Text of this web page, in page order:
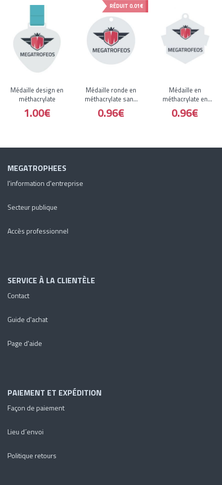
Médaille design en
méthacrylate
1.00€
RÉDUIT 0.01€
Médaille ronde en
méthacrylate sans
anneau
0.96€
Médaille en
méthacrylate en
forme d'épingle
0.96€
MEGATROPHEES
l'information d'entreprise
Secteur publique
Accès professionnel
SERVICE À LA CLIENTÈLE
Contact
Guide d'achat
Page d'aide
PAIEMENT ET EXPÉDITION
Façon de paiement
Lieu d´envoi
Politique retours